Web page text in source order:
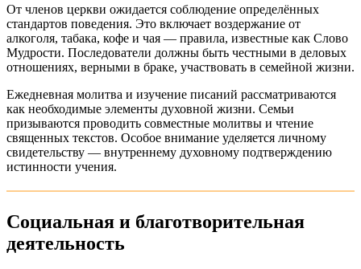
От членов церкви ожидается соблюдение определённых
стандартов поведения. Это включает воздержание от
алкоголя, табака, кофе и чая — правила, известные как Слово
Мудрости. Последователи должны быть честными в деловых
отношениях, верными в браке, участвовать в семейной жизни.
Ежедневная молитва и изучение писаний рассматриваются
как необходимые элементы духовной жизни. Семьи
призываются проводить совместные молитвы и чтение
священных текстов. Особое внимание уделяется личному
свидетельству — внутреннему духовному подтверждению
истинности учения.
Социальная и благотворительная
деятельность